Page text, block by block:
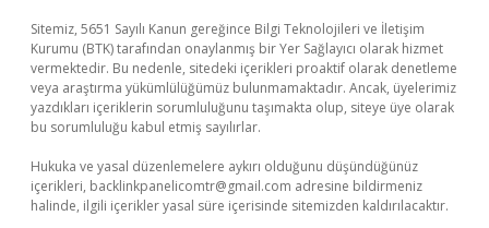
Sitemiz, 5651 Sayılı Kanun gereğince Bilgi Teknolojileri ve İletişim
Kurumu (BTK) tarafından onaylanmış bir Yer Sağlayıcı olarak hizmet
vermektedir. Bu nedenle, sitedeki içerikleri proaktif olarak denetleme
veya araştırma yükümlülüğümüz bulunmamaktadır. Ancak, üyelerimiz
yazdıkları içeriklerin sorumluluğunu taşımakta olup, siteye üye olarak
bu sorumluluğu kabul etmiş sayılırlar.
Hukuka ve yasal düzenlemelere aykırı olduğunu düşündüğünüz
içerikleri, backlinkpanelicomtr@gmail.com adresine bildirmeniz
halinde, ilgili içerikler yasal süre içerisinde sitemizden kaldırılacaktır.